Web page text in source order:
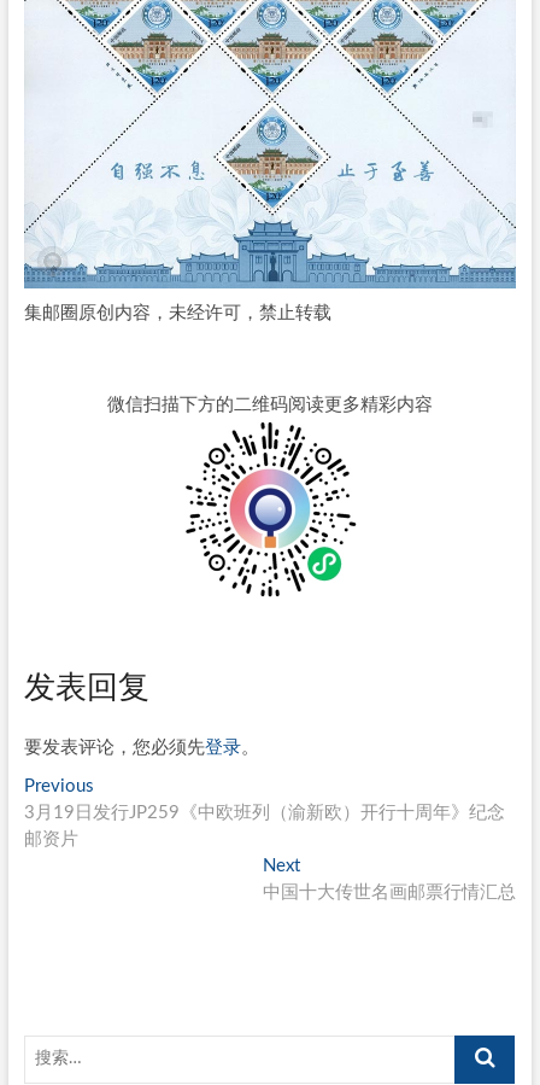
集邮圈原创内容，未经许可，禁止转载
微信扫描下方的二维码阅读更多精彩内容
发表回复
要发表评论，您必须先登录。
文
章
PreviousPrevious
post:
3月19日发行JP259《中欧班列（渝新欧）开行十周年》纪念
邮资片
NextNext
post:
中国十大传世名画邮票行情汇总